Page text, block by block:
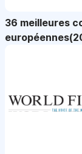
36 meilleures